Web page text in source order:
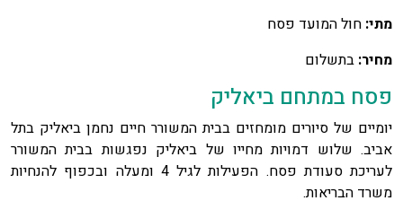
מתי: חול המועד פסח
מחיר: בתשלום
פסח במתחם ביאליק
יומיים של סיורים מומחזים בבית המשורר חיים נחמן ביאליק בתל
אביב. שלוש דמויות מחייו של ביאליק נפגשות בבית המשורר
לעריכת סעודת פסח. הפעילות לגיל 4 ומעלה ובכפוף להנחיות
משרד הבריאות.